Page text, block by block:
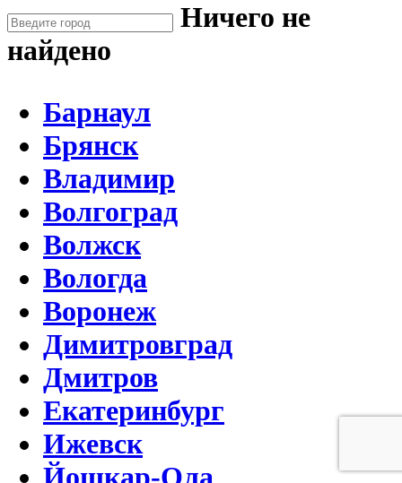
Ничего не
найдено
Барнаул
Брянск
Владимир
Волгоград
Волжск
Вологда
Воронеж
Димитровград
Дмитров
Екатеринбург
Ижевск